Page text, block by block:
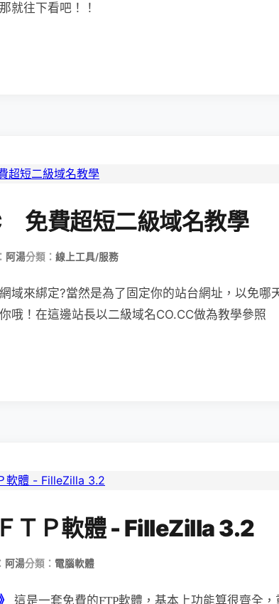
就往下看吧！！
免費超短二級域名教學
阿湯分類： 線上工具/服務
域來綁定?當然是為了固定你的站台網址，以免哪
哦！在這邊站長以二級域名CO.CC做為教學參照
ＴＰ軟體 - FilleZilla 3.2
阿湯分類： 電腦軟體
這是一套免費的FTP軟體，基本上功能算很齊全，